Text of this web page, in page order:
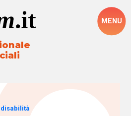
MENU
disabilità